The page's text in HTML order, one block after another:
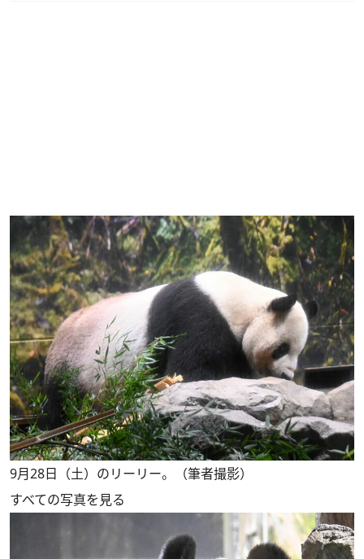
9月28日（土）のリーリー。（筆者撮影）
すべての写真を見る